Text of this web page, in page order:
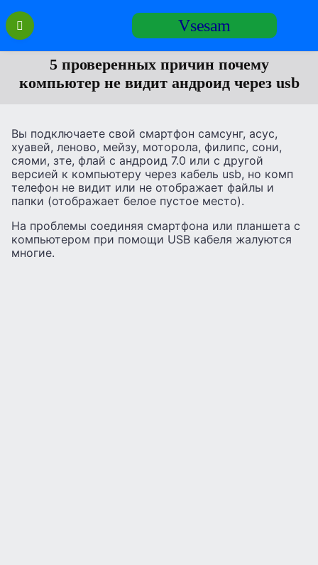
Перейти
содержанию
Vsesam
5 проверенных причин почему
компьютер не видит андроид через usb
Вы подключаете свой смартфон самсунг, асус,
хуавей, леново, мейзу, моторола, филипс, сони,
сяоми, зте, флай с андроид 7.0 или с другой
версией к компьютеру через кабель usb, но комп
телефон не видит или не отображает файлы и
папки (отображает белое пустое место).
На проблемы соединяя смартфона или планшета с
компьютером при помощи USB кабеля жалуются
многие.